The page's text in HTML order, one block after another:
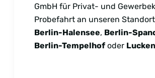
GmbH für Privat- und
Probefahrt an unseren
Berlin-Halensee, Berlin-
Berlin-Tempelhof oder